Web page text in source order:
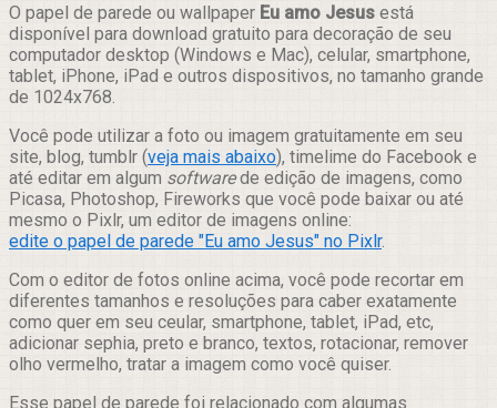
Compartilhar
O papel de parede ou wallpaper Eu amo Jesus está
disponível para download gratuito para decoração de seu
computador desktop (Windows e Mac), celular, smartphone,
tablet, iPhone, iPad e outros dispositivos, no tamanho grande
de 1024x768.
Você pode utilizar a foto ou imagem gratuitamente em seu
site, blog, tumblr (veja mais abaixo), timelime do Facebook e
até editar em algum softwarede edição de imagens, como
Picasa, Photoshop, Fireworks que você pode baixar ou até
mesmo o Pixlr, um editor de imagens online:
edite o papel de parede "Eu amo Jesus" no Pixlr.
Com o editor de fotos online acima, você pode recortar em
diferentes tamanhos e resoluções para caber exatamente
como quer em seu ceular, smartphone, tablet, iPad, etc,
adicionar sephia, preto e branco, textos, rotacionar, remover
olho vermelho, tratar a imagem como você quiser.
Esse papel de parede foi relacionado com algumas